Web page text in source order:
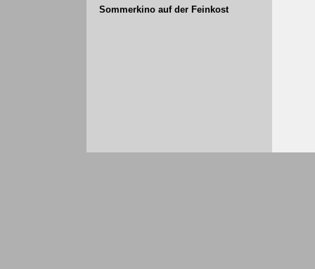
Sommerkino auf der Feinkost